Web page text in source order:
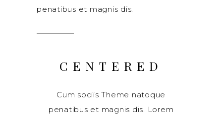
penatibus et magnis dis.
CENTERED
Cum sociis Theme natoque
penatibus et magnis dis. Lorem